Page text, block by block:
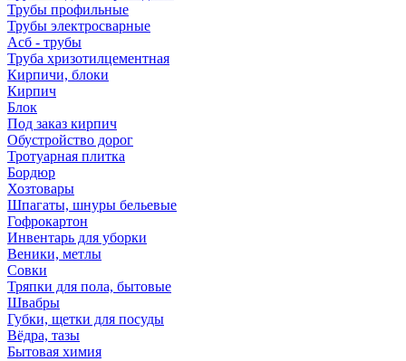
Трубы профильные
Трубы электросварные
Асб - трубы
Труба хризотилцементная
Кирпичи, блоки
Кирпич
Блок
Под заказ кирпич
Обустройство дорог
Тротуарная плитка
Бордюр
Хозтовары
Шпагаты, шнуры бельевые
Гофрокартон
Инвентарь для уборки
Веники, метлы
Совки
Тряпки для пола, бытовые
Швабры
Губки, щетки для посуды
Вёдра, тазы
Бытовая химия